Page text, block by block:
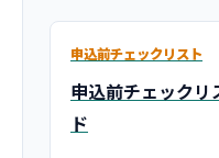
申込前チェックリスト
申込前チェックリ
ド